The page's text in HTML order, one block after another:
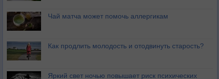
Чай матча может помочь аллергикам
Как продлить молодость и отодвинуть старость?
Яркий свет ночью повышает риск психических